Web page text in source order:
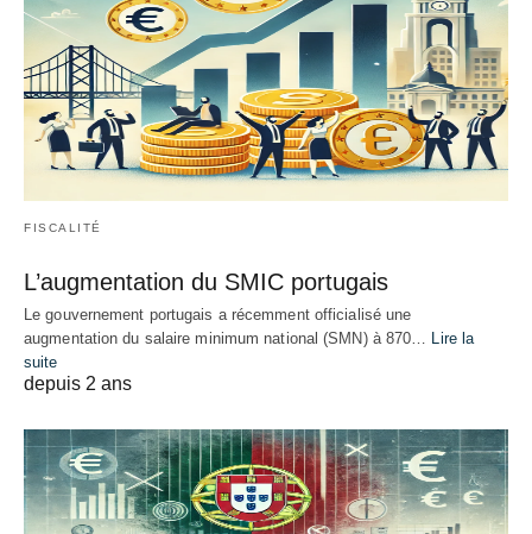
FISCALITÉ
L’augmentation du SMIC portugais
Le gouvernement portugais a récemment officialisé une
augmentation du salaire minimum national (SMN) à 870…
Lire la
suite
depuis 2 ans